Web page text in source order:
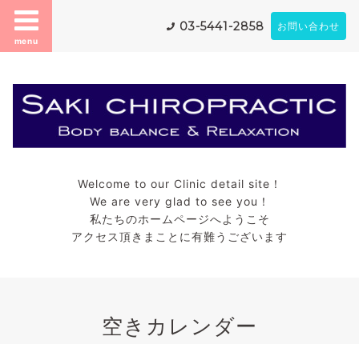
menu
03-5441-2858 お問い合わせ
Welcome to our Clinic detail site！
We are very glad to see you！
私たちのホームページへようこそ
アクセス頂きまことに有難うございます
空きカレンダー